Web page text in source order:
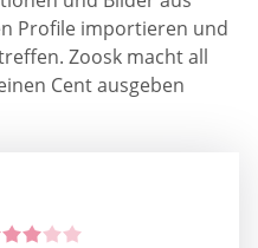
Profile importieren und
Zoosk macht all
Cent ausgeben